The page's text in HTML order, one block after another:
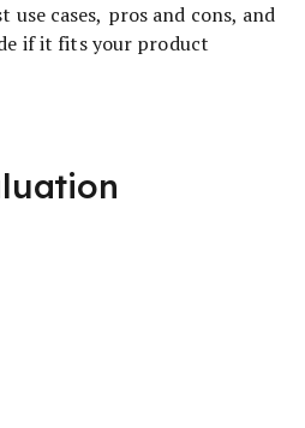
use cases, pros and cons, and
if it fits your product